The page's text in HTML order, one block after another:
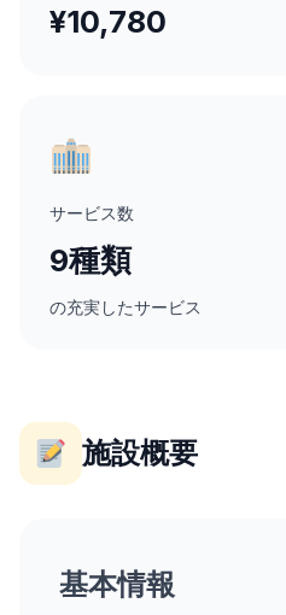
¥10,780
サービス数
9種類
の充実したサービス
施設概要
基本情報